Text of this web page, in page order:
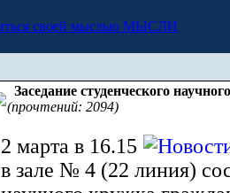
МЫСЛИ
Заседание студенческого
(прочтений: 2094)
2 марта в 16.15
в зале № 4 (22 линия)